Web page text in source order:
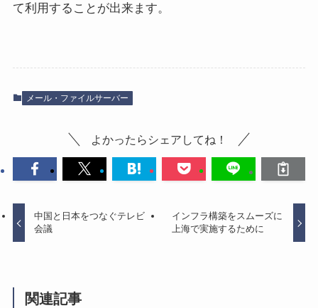
て利用することが出来ます。
メール・ファイルサーバー
よかったらシェアしてね！
中国と日本をつなぐテレビ
会議
インフラ構築をスムーズに
上海で実施するために
関連記事